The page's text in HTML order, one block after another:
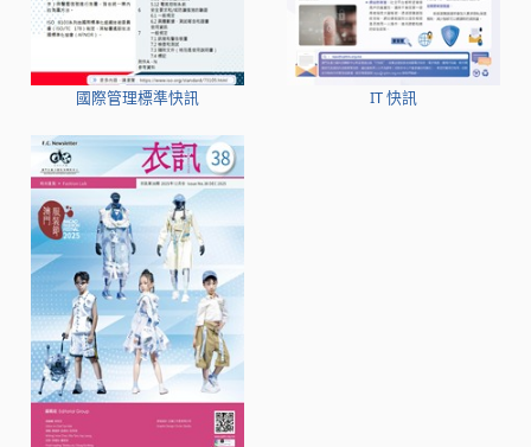
國際管理標準快訊 IT 快訊